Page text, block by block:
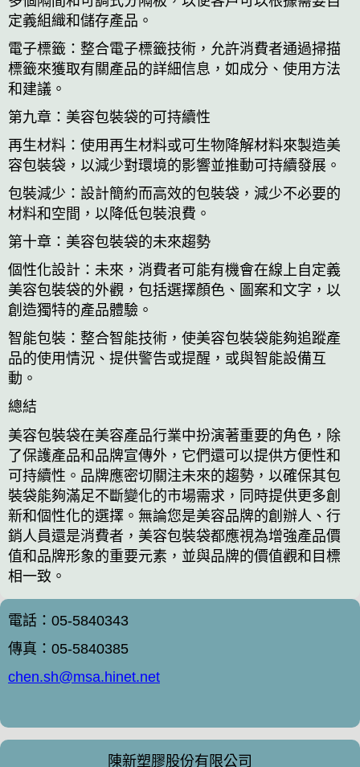
定義組織和儲存產品。
電子標籤：整合電子標籤技術，允許消費者通過掃描
標籤來獲取有關產品的詳細信息，如成分、使用方法
和建議。
第九章：美容包裝袋的可持續性
再生材料：使用再生材料或可生物降解材料來製造美
容包裝袋，以減少對環境的影響並推動可持續發展。
包裝減少：設計簡約而高效的包裝袋，減少不必要的
材料和空間，以降低包裝浪費。
第十章：美容包裝袋的未來趨勢
個性化設計：未來，消費者可能有機會在線上自定義
美容包裝袋的外觀，包括選擇顏色、圖案和文字，以
創造獨特的產品體驗。
智能包裝：整合智能技術，使美容包裝袋能夠追蹤產
品的使用情況、提供警告或提醒，或與智能設備互
動。
總結
美容包裝袋在美容產品行業中扮演著重要的角色，除
了保護產品和品牌宣傳外，它們還可以提供方便性和
可持續性。品牌應密切關注未來的趨勢，以確保其包
裝袋能夠滿足不斷變化的市場需求，同時提供更多創
新和個性化的選擇。無論您是美容品牌的創辦人、行
銷人員還是消費者，美容包裝袋都應視為增強產品價
值和品牌形象的重要元素，並與品牌的價值觀和目標
相一致。
電話：05-5840343
傳真：05-5840385
chen.sh@msa.hinet.net
陳新塑膠股份有限公司